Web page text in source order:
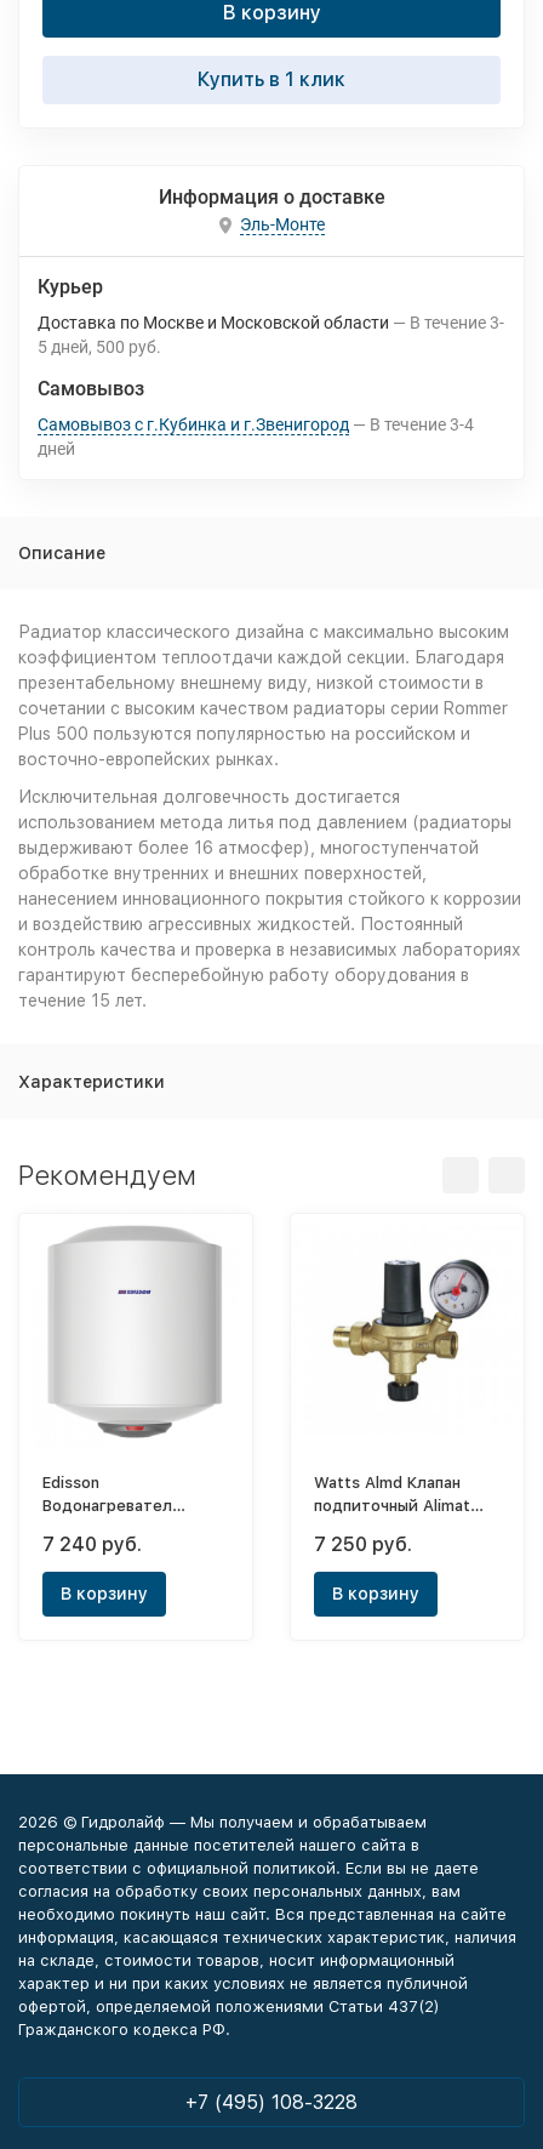
В корзину
Купить в 1 клик
Информация о доставке
Эль-Монте
Курьер
Доставка по Москве и Московской области В течение3-
5 дней 500 руб.
Самовывоз
Самовывоз с г.Кубинка и г.Звенигород В течение3-4
дней
Описание
Радиатор классического дизайна с максимально высоким
коэффициентом теплоотдачи каждой секции. Благодаря
презентабельному внешнему виду, низкой стоимости в
сочетании с высоким качеством радиаторы серии Rommer
Plus 500 пользуются популярностью на российском и
восточно-европейских рынках.
Исключительная долговечность достигается
использованием метода литья под давлением (радиаторы
выдерживают более 16 атмосфер), многоступенчатой
обработке внутренних и внешних поверхностей,
нанесением инновационного покрытия стойкого к коррозии
и воздействию агрессивных жидкостей. Постоянный
контроль качества и проверка в независимых лабораториях
гарантируют бесперебойную работу оборудования в
течение 15 лет.
Характеристики
Рекомендуем
Edisson
Водонагревател
накопительный ER 80 V
7 240 руб.
В корзину
Watts Almd Клапан
подпиточный Alimat
7 250 руб.
В корзину
2026 © Гидролайф — Мы получаем и обрабатываем
персональные данные посетителей нашего сайта в
соответствии с официальной политикой. Если вы не даете
согласия на обработку своих персональных данных, вам
необходимо покинуть наш сайт. Вся представленная на сайте
информация, касающаяся технических характеристик, наличия
на складе, стоимости товаров, носит информационный
характер и ни при каких условиях не является публичной
офертой, определяемой положениями Статьи 437(2)
Гражданского кодекса РФ.
+7 (495) 108-3228